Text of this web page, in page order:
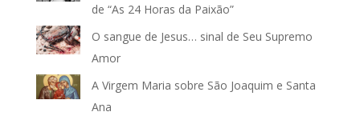
de “As 24 Horas da Paixão”
O sangue de Jesus… sinal de Seu Supremo
Amor
A Virgem Maria sobre São Joaquim e Santa
Ana